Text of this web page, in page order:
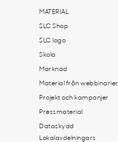
MATERIAL
SLC Shop
SLC logo
Skola
Marknad
Material från webbinarier
Projekt och kampanjer
Pressmaterial
Dataskydd
Lokalavdelningars